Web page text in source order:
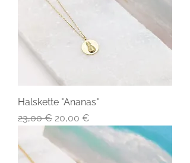
Halskette "Ananas"
Standardpreis
23,00 € Sale-Preis
20,00 €